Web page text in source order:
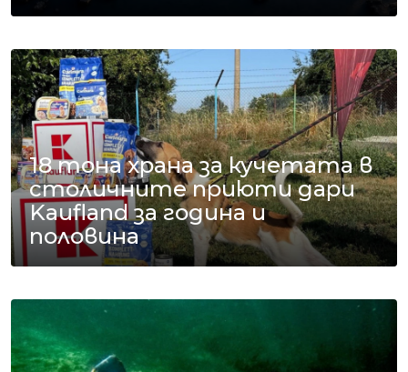
18 тона храна за кучетата в
столичните приюти дари
Kaufland за година и
половина